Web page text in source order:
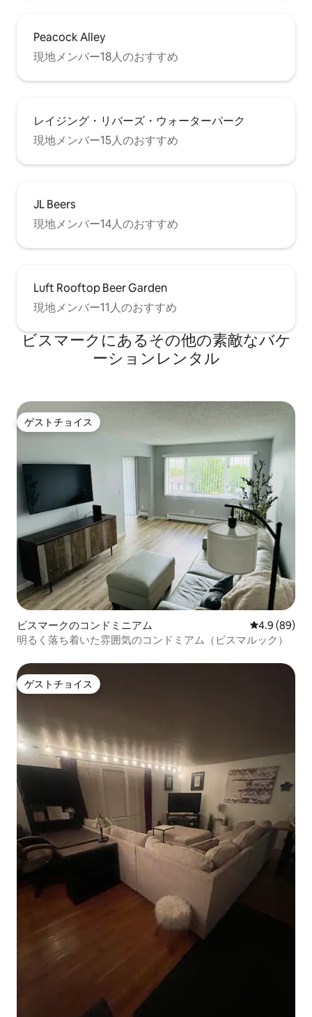
Peacock Alley
現地メンバー18人のおすすめ
レイジング・リバーズ・ウォーターパーク
現地メンバー15人のおすすめ
JL Beers
現地メンバー14人のおすすめ
Luft Rooftop Beer Garden
現地メンバー11人のおすすめ
ビスマークにあるその他の素敵なバケ
ーションレンタル
ゲストチョイス
ゲストチョイス
ビスマークのコンドミニアム レビュー89
4.9 (89)
明るく落ち着いた雰囲気のコンドミアム（ビスマルック）
ゲストチョイス
ゲストチョイス